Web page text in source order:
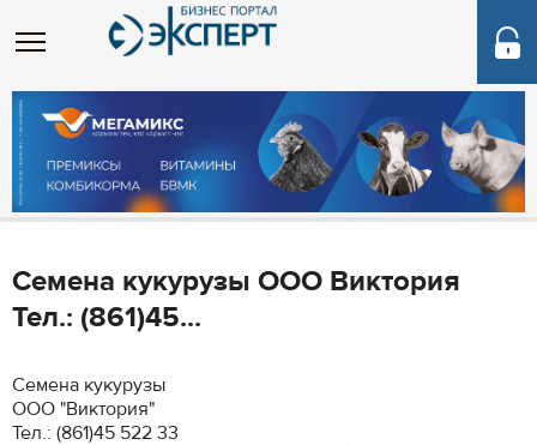
Семена кукурузы ООО Виктория
Тел.: (861)45...
Семена кукурузы
ООО "Виктория"
Тел.: (861)45 522 33